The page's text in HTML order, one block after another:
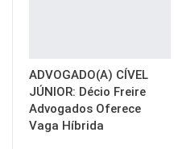
ADVOGADO(A) CÍVEL
JÚNIOR: Décio Freire
Advogados Oferece
Vaga Híbrida